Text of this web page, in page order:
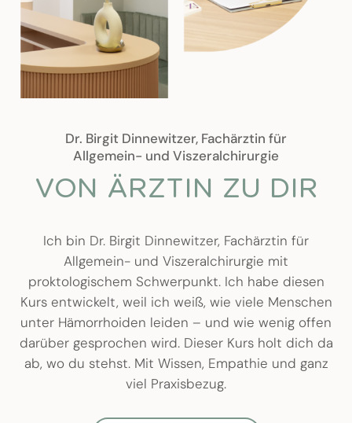
Dr. Birgit Dinnewitzer, Fachärztin für
Allgemein- und Viszeralchirurgie
VON ÄRZTIN ZU DIR
Ich bin Dr. Birgit Dinnewitzer, Fachärztin für
Allgemein- und Viszeralchirurgie mit
proktologischem Schwerpunkt. Ich habe diesen
Kurs entwickelt, weil ich weiß, wie viele Menschen
unter Hämorrhoiden leiden – und wie wenig offen
darüber gesprochen wird. Dieser Kurs holt dich da
ab, wo du stehst. Mit Wissen, Empathie und ganz
viel Praxisbezug.